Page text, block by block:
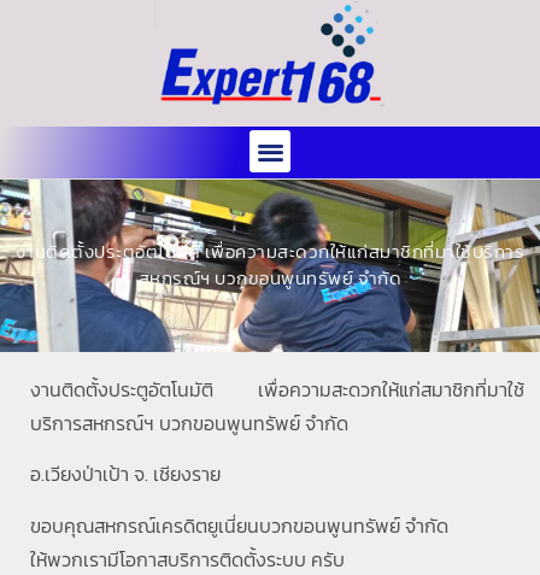
งานติดตั้งประตูอัตโนมัติ เพื่อความสะดวกให้แก่สมาชิกที่มาใช้บริการ
สหกรณ์ฯ บวกขอนพูนทรัพย์ จำกัด
งานติดตั้งประตูอัตโนมัติ เพื่อความสะดวกให้แก่สมาชิกที่มาใช้
บริการสหกรณ์ฯ บวกขอนพูนทรัพย์ จำกัด
อ.เวียงป่าเป้า จ. เชียงราย
ขอบคุณสหกรณ์เครดิตยูเนี่ยนบวกขอนพูนทรัพย์ จำกัด
ให้พวกเรามีโอกาสบริการติดตั้งระบบ ครับ